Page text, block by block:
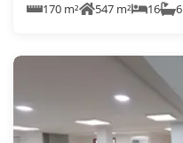
170 m² 547 m² 16 6